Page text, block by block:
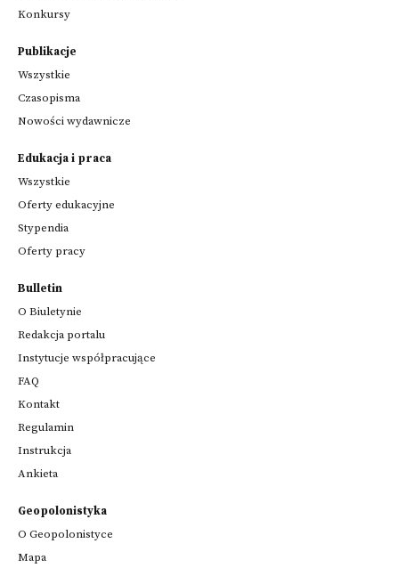
Konkursy
Publikacje
Wszystkie
Czasopisma
Nowości wydawnicze
Edukacja i praca
Wszystkie
Oferty edukacyjne
Stypendia
Oferty pracy
Bulletin
O Biuletynie
Redakcja portalu
Instytucje współpracujące
FAQ
Kontakt
Regulamin
Instrukcja
Ankieta
Geopolonistyka
O Geopolonistyce
Mapa